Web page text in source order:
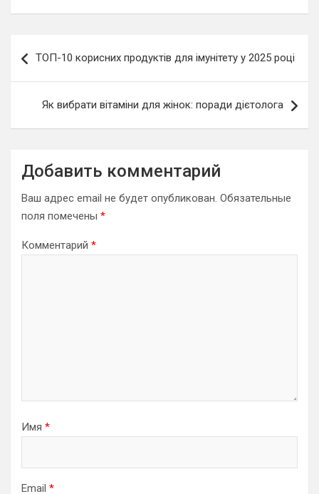
по
ТОП-10 корисних продуктів для імунітету у 2025 році
Як вибрати вітаміни для жінок: поради дієтолога
Добавить комментарий
Ваш адрес email не будет опубликован. Обязательные
поля помечены *
Комментарий *
Имя *
Email *